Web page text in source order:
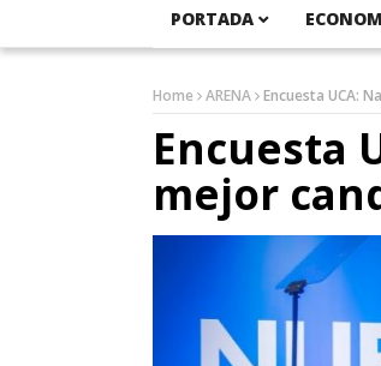
PORTADA
Home ARENA Encuesta UCA:
Encuesta
mejor